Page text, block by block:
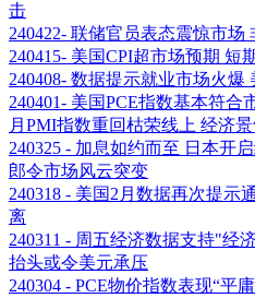
击
240422- 联储官员表态震惊市场
240415- 美国CPI超市场预期 短
240408- 数据提示就业市场火
240401- 美国PCE指数基本符
月PMI指数重回枯荣线上 经济
240325 - 加息如约而至 日本开
郎令市场风云突变
240318 - 美国2月数据再次提示
离
240311 - 周五经济数据支持"经
抬头或令美元承压
240304 - PCE物价指数表现“平